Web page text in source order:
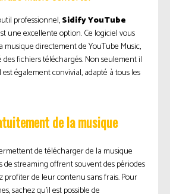
professionnel,Sidify YouTube
une excellente option. Ce logiciel vous
musique directement de YouTube Music,
fichiers téléchargés. Non seulement il
également convivial, adapté à tous les
de la musique
de télécharger de la musique
de streaming offrent souvent des périodes
profiter de leur contenu sans frais. Pour
sachez qu’il est possible de